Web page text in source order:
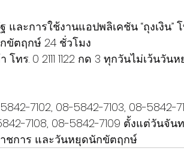
ละการใช้งานแอปพลิเคชัน “ถุงเงิน” โท
ขัตฤกษ์ 24 ชั่วโมง
ทร. 0 2111 1122 กด 3 ทุกวันไม่เว้นวั
7102, 08-5842-7103, 08-5842-
7108, 08-5842-7109 ตั้งแต่วันจัน
าชการ และวันหยุดนักขัตฤกษ์